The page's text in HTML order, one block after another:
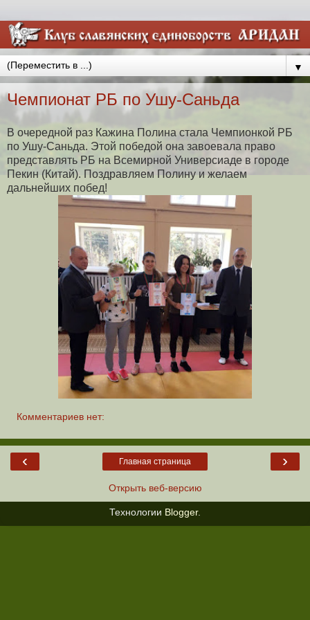
▼
Чемпионат РБ по Ушу-Саньда
В очередной раз Кажина Полина стала Чемпионкой РБ
по Ушу-Саньда. Этой победой она завоевала право
представлять РБ на Всемирной Универсиаде в городе
Пекин (Китай). Поздравляем Полину и желаем
дальнейших побед!
Комментариев нет:
‹ ›
Главная страница
Открыть веб-версию
Технологии Blogger.